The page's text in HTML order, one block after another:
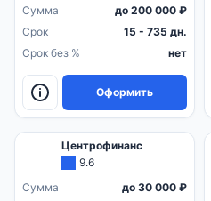
Сумма
до 200 000 ₽
Срок
15 - 735 дн.
Срок без %
нет
Оформить
Центрофинанс
9.6
Сумма
до 30 000 ₽